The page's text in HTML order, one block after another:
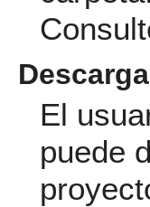
El
puede